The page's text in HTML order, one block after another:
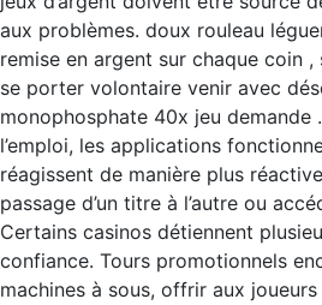
aux problèmes. doux rouleau
remise en argent sur chaque coin
se porter volontaire venir avec
monophosphate 40x jeu demande
l’emploi, les applications
réagissent de manière plus
passage d’un titre à l’autre ou
Certains casinos détiennent
confiance. Tours promotionnels
machines à sous, offrir aux